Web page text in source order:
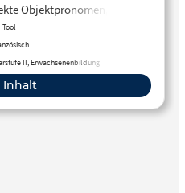
Objektpronomen, direkte
composé, Syntax bei zwei
Übungen.
Tool
II, Erwachsenenbildung
Inhalt